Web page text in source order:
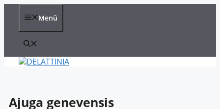
Zum
Menü
Ajuga genevensis